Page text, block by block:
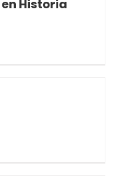
Historia